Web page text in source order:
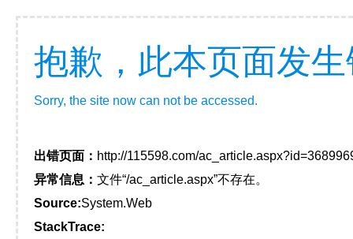
抱歉，此本页面发
Sorry, the site now can not be accessed.
出错页面： http://115598.com/
异常信息： 文件“/ac_article.aspx”不存在。
Source:System.Web
StackTrace: